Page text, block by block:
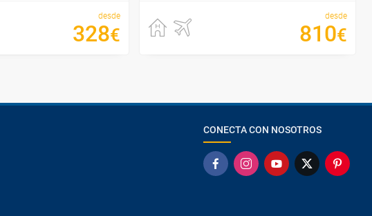
desde
328€
desde
810€
CONECTA CON NOSOTROS